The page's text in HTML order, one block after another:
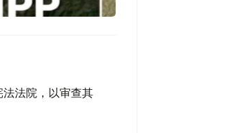
法院，以审查其